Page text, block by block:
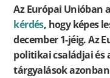
Az Európai Unióban
kérdés, hogy képes
december 1-jéig. Az
politikai családjai és
tárgyalások